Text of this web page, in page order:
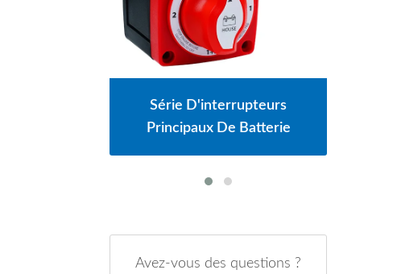
Série De Prises De Charge
USB
Avez-vous des questions ?